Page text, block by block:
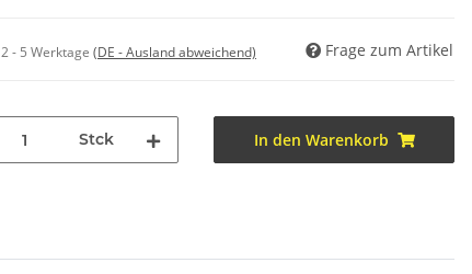
2 - 5 Werktage (DE - Ausland abweichend) Frage zum Artikel
Stck In den Warenkorb